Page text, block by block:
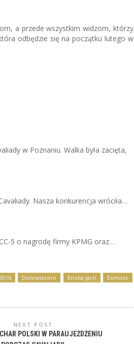
a przede wszystkim widzom, którzy
odbędzie się na początku lutego w
w Poznaniu. Walka była zacięta,
Nasza konkurencja wróciła…
5 o nagrodę firmy KPMG oraz…
Donnadoorn Emilia Jach
Exmoor
NEXT POST
POLSKI W PARAUJEŻDŻENIU